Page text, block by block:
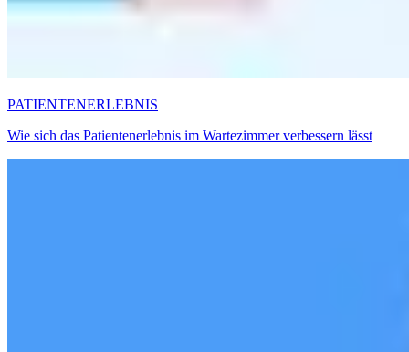
PATIENTENERLEBNIS
Wie sich das Patientenerlebnis im Wartezimmer verbessern lässt